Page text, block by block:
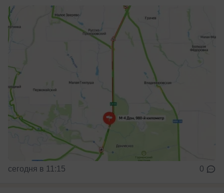
сегодня в 11:15 0